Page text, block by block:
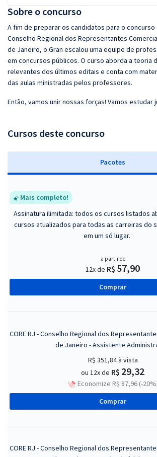
Sobre o concurso
A fim de preparar os candidatos para o concurso
Conselho Regional dos Representantes
de Janeiro, o Gran escalou uma equipe de
em concursos públicos. O curso aborda a teoria
relevantes dos últimos editais e conta com
das aulas ministradas pelos professores.
Então, vamos unir nossas forças! Vamos estudar
Cursos deste concurso
Pacotes
Mais completo!
Assinatura ilimitada: todos os cursos listados
cursos atualizados para todas as carreiras do
em um só lugar.
a partir de
12x de R$ 57,90
Comprar
CORE RJ - Conselho Regional dos
de Janeiro - Assistente
R$ 351,84à vista
ou 12x de R$ 29,32
Economize R$ 87,96 (-
Comprar
CORE RJ - Conselho Regional dos